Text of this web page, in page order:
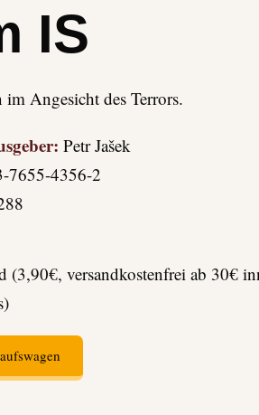
IS
im Angesicht des Terrors.
Petr Jašek
7655-4356-2
(3,90€, versandkostenfrei ab 30€